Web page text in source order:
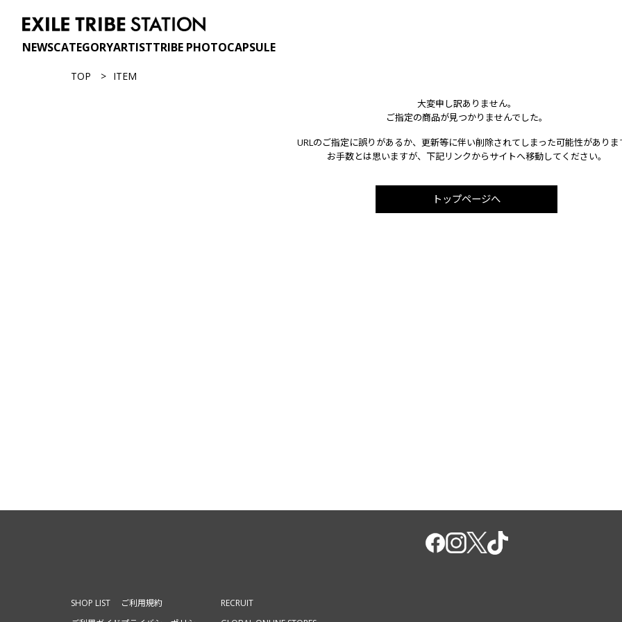
NEWSCATEGORYARTISTTRIBE PHOTOCAPSULE
TOP ITEM
大変申し訳ありません。
ご指定の商品が見つかりませんでした。
URLのご指定に誤りがあるか、更新等に伴い削除されてしまった可能性がありま
お手数とは思いますが、下記リンクからサイトへ移動してください。
トップページへ
SHOP LIST
ご利用規約
RECRUIT